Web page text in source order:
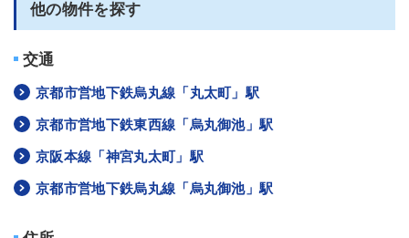
他の物件を探す
交通
京都市営地下鉄烏丸線「丸太町」駅
京都市営地下鉄東西線「烏丸御池」駅
京阪本線「神宮丸太町」駅
京都市営地下鉄烏丸線「烏丸御池」駅